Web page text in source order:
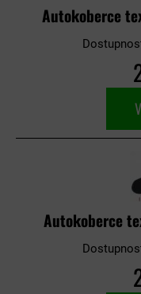
Autokoberce
Autokoberce